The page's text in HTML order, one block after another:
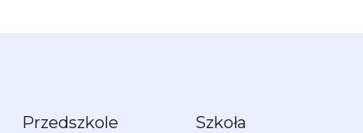
Przedszkole
Szkoła